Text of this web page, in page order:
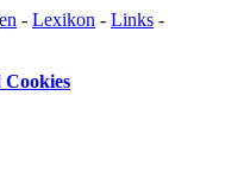
- Lexikon - Links -